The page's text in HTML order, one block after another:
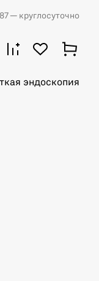
— круглосуточно
эндоскопия